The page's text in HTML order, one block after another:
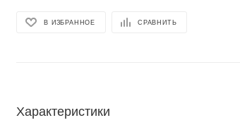
В ИЗБРАННОЕ СРАВНИТЬ
Характеристики